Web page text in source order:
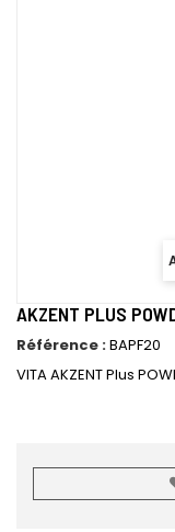
AKZENT PLUS
Référence :BAPF20
VITA AKZENT Plus